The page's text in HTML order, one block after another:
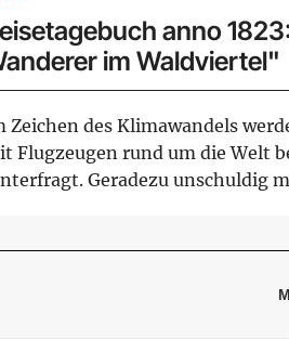
anno
im Waldviertel"
Zeichen des Klimawandels
Flugzeugen rund um die Welt
Geradezu unschuldig